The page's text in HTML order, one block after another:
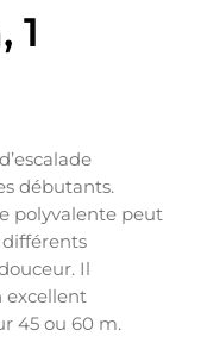
1
débutants.
polyvalente peut
différents
Il
excellent
45 ou 60 m.